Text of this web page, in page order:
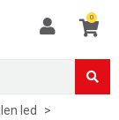
0
led
>